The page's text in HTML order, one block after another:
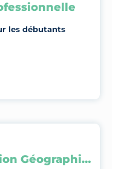
les débutants
Systèmes d’Information Géographique